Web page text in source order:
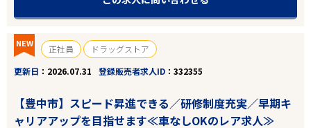
エリアで探す 駅から探す
大阪
豊中市
NEW 正社員
ドラッグストア
更新日
2026.07.31 登録販売者求人ID 332355
【豊中市】スピード昇進できる／研修制度充実／早期キ
ャリアアップを目指せます≪車なしOKのレア求人≫